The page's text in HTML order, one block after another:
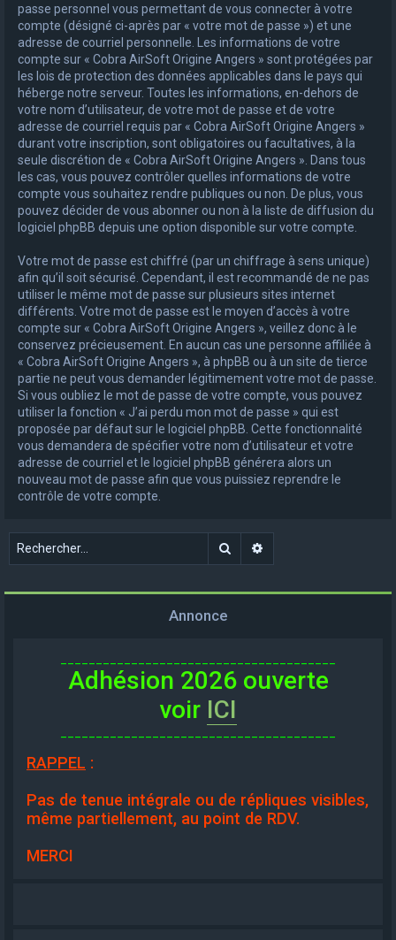
passe personnel vous permettant de vous connecter à votre
compte (désigné ci-après par « votre mot de passe ») et une
adresse de courriel personnelle. Les informations de votre
compte sur « Cobra AirSoft Origine Angers » sont protégées par
les lois de protection des données applicables dans le pays qui
héberge notre serveur. Toutes les informations, en-dehors de
votre nom d’utilisateur, de votre mot de passe et de votre
adresse de courriel requis par « Cobra AirSoft Origine Angers »
durant votre inscription, sont obligatoires ou facultatives, à la
seule discrétion de « Cobra AirSoft Origine Angers ». Dans tous
les cas, vous pouvez contrôler quelles informations de votre
compte vous souhaitez rendre publiques ou non. De plus, vous
pouvez décider de vous abonner ou non à la liste de diffusion du
logiciel phpBB depuis une option disponible sur votre compte.
Votre mot de passe est chiffré (par un chiffrage à sens unique)
afin qu’il soit sécurisé. Cependant, il est recommandé de ne pas
utiliser le même mot de passe sur plusieurs sites internet
différents. Votre mot de passe est le moyen d’accès à votre
compte sur « Cobra AirSoft Origine Angers », veillez donc à le
conservez précieusement. En aucun cas une personne affiliée à
« Cobra AirSoft Origine Angers », à phpBB ou à un site de tierce
partie ne peut vous demander légitimement votre mot de passe.
Si vous oubliez le mot de passe de votre compte, vous pouvez
utiliser la fonction « J’ai perdu mon mot de passe » qui est
proposée par défaut sur le logiciel phpBB. Cette fonctionnalité
vous demandera de spécifier votre nom d’utilisateur et votre
adresse de courriel et le logiciel phpBB générera alors un
nouveau mot de passe afin que vous puissiez reprendre le
contrôle de votre compte.
Rechercher
Annonce
Adhésion 2026 ouverte
voir ICI
RAPPEL :
Pas de tenue intégrale ou de répliques visibles,
même partiellement, au point de RDV.
MERCI